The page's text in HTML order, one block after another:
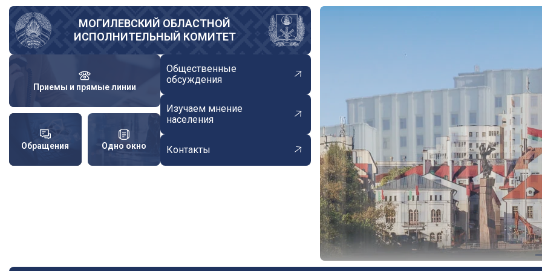
Перейти
основному
содержанию
МОГИЛЕВСКИЙ ОБЛАСТНОЙ
ИСПОЛНИТЕЛЬНЫЙ КОМИТЕТ
Приемы и прямые линии
Обращения Одно окно
Общественные
обсуждения
Изучаем мнение
населения
Контакты